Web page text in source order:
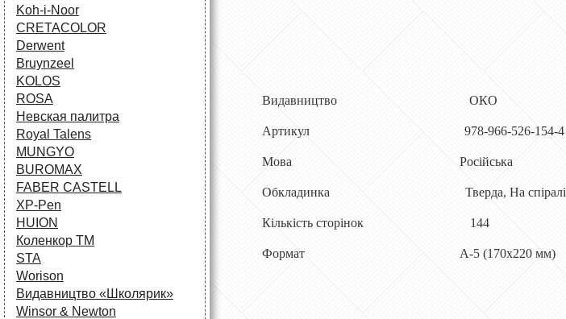
Koh-i-Noor
CRETACOLOR
Derwent
Bruynzeel
KOLOS
ROSA
Невская палитра
Royal Talens
MUNGYO
BUROMAX
FABER CASTELL
XP-Pen
HUION
Коленкор ТМ
STA
Worison
Видавництво «Школярик»
Winsor & Newton
Видавництво ОКО
Артикул 978-966-526-154-4
Мова Російська
Обкладинка Тверда, На спіралі
Кількість сторінок 144
Формат А-5 (170x220 мм)